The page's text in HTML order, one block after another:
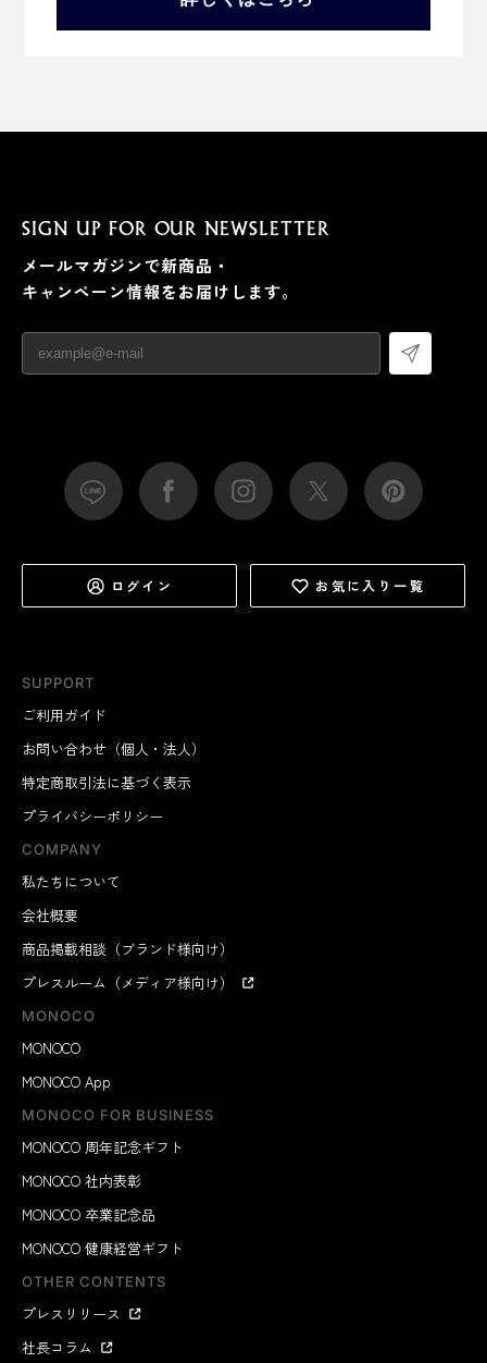
SUPPORT
ご利用ガイド
お問い合わせ（個人・法人）
特定商取引法に基づく表示
プライバシーポリシー
COMPANY
私たちについて
会社概要
商品掲載相談（ブランド様向け）
プレスルーム（メディア様向け）
MONOCO
MONOCO
MONOCO App
MONOCO FOR BUSINESS
MONOCO 周年記念ギフト
MONOCO 社内表彰
MONOCO 卒業記念品
MONOCO 健康経営ギフト
OTHER CONTENTS
プレスリリース
社長コラム
SIGN UP FOR OUR NEWSLETTER
メールマガジンで新商品・
キャンペーン情報をお届けします。
ログイン お気に入り一覧